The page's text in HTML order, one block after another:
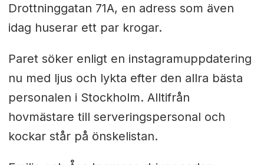
Drottninggatan 71A, en adress som även
idag huserar ett par krogar.
Paret söker enligt en instagramuppdatering
nu med ljus och lykta efter den allra bästa
personalen i Stockholm. Alltifrån
hovmästare till serveringspersonal och
kockar står på önskelistan.